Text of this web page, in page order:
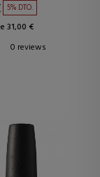
5% DTO.
31,00 €
0 reviews